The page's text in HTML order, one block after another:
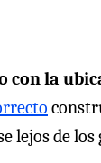
con la
lejos de